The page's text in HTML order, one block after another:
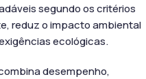
segundo os critérios
reduz o impacto ambiental
ecológicas.
combina desempenho,